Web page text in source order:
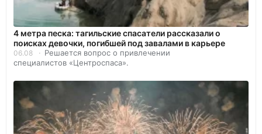
4 метра песка: тагильские спасатели рассказали о
поисках девочки, погибшей под завалами в карьере
06.08
Решается вопрос о привлечении
специалистов «Центроспаса».